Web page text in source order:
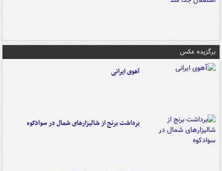
برگزیده عکس
آهوی ایرانی
برداشت برنج از شالیزارهای شمال در سوادکوه